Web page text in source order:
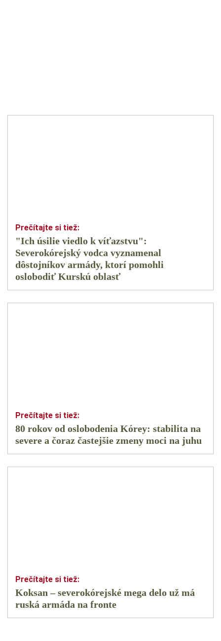
"Ich úsilie viedlo k víťazstvu":
Severokórejský vodca vyznamenal
dôstojníkov armády, ktorí pomohli
oslobodiť Kurskú oblasť
80 rokov od oslobodenia Kórey: stabilita na
severe a čoraz častejšie zmeny moci na juhu
Koksan – severokórejské mega delo už má
ruská armáda na fronte